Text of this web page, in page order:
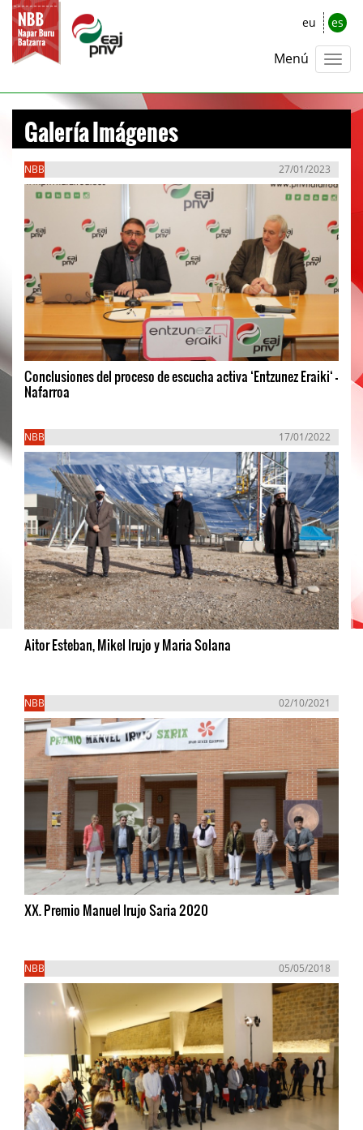
eu es
Menú
Galería Imágenes
NBB 27/01/2023
Conclusiones del proceso de escucha activa ‘Entzunez Eraiki‘ -
Nafarroa
NBB 17/01/2022
Aitor Esteban, Mikel Irujo y Maria Solana
NBB 02/10/2021
XX. Premio Manuel Irujo Saria 2020
NBB 05/05/2018